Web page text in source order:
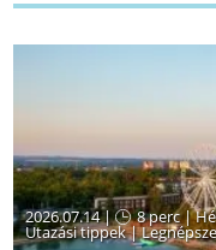
2026.07.14 | 8 perc|
Utazási tippek|